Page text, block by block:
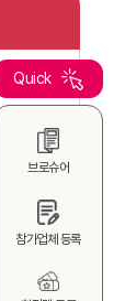
Quick
브로슈어
참가업체 등록